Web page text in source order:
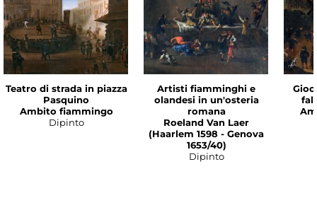
Teatro di strada in piazza
Pasquino
Ambito fiammingo
Dipinto
Artisti fiamminghi e
olandesi in un'osteria
romana
Roeland Van Laer
(Haarlem 1598 - Genova
1653/40)
Dipinto